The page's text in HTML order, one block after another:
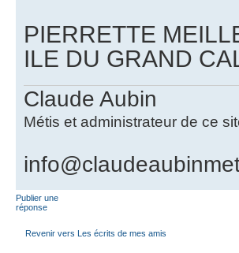
PIERRETTE
ILE DU GRAND
Claude Aubin
Métis et administrateur de ce
Publier une
réponse
Revenir vers Les écrits de mes amis